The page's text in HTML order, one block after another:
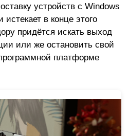
устройств с Windows
в конце этого
придётся искать выход
или же остановить свой
платформе